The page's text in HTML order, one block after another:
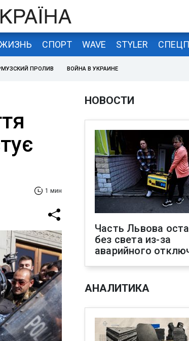
ЖИЗНЬ СПОРТ WAVE STYLER
ПРОЛИВ ВОЙНА В УКРАИНЕ
1 мин
НОВОСТИ
Часть Львова
без света из-за
аварийного
АНАЛИТИКА